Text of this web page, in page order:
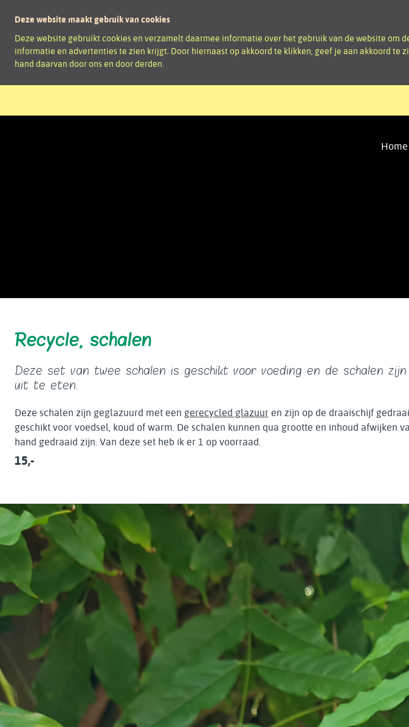
Deze website maakt gebruik van cookies
Deze website gebruikt cookies en verzamelt daarmee informatie over het gebruik van de website om
informatie en advertenties te zien krijgt. Door hiernaast op akkoord te klikken, geef je aan akkoord te
hand daarvan door ons en door derden.
Home
Recycle, schalen
Deze set van twee schalen is geschikt voor voeding en de schalen
uit te eten.
Deze schalen zijn geglazuurd met een gerecycled glazuur en zijn op de draaischijf
geschikt voor voedsel, koud of warm. De schalen kunnen qua grootte en inhoud afwijken
hand gedraaid zijn. Van deze set heb ik er 1 op voorraad.
15,-